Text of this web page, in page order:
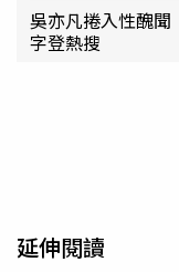
吳亦凡捲入性醜
字登熱搜
延伸閱讀